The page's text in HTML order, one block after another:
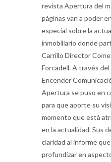
revista Apertura del
páginas van a poder
especial sobre la
inmobiliario donde
Carrillo Director
Forcadell. A través
Encender
Apertura se puso en
para que aporte su
momento que está
en la actualidad. Sus
claridad al informe
profundizar en